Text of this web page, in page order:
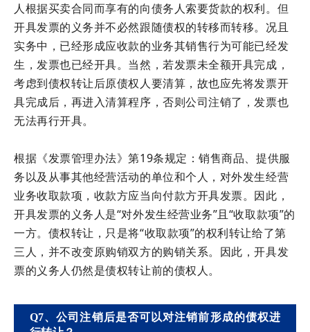
人根据买卖合同而享有的向债务人索要货款的权利。但
开具发票的义务并不必然跟随债权的转移而转移。况且
实务中，已经形成应收款的业务其销售行为可能已经发
生，发票也已经开具。当然，若发票未全额开具完成，
考虑到债权转让后原债权人要清算，故也应先将发票开
具完成后，再进入清算程序，否则公司注销了，发票也
无法再行开具。
根据《发票管理办法》第19条规定：销售商品、提供服
务以及从事其他经营活动的单位和个人，对外发生经营
业务收取款项，收款方应当向付款方开具发票。因此，
开具发票的义务人是“对外发生经营业务”且“收取款项”的
一方。债权转让，只是将“收取款项”的权利转让给了第
三人，并不改变原购销双方的购销关系。因此，开具发
票的义务人仍然是债权转让前的债权人。
Q7、公司注销后是否可以对注销前形成的债权进